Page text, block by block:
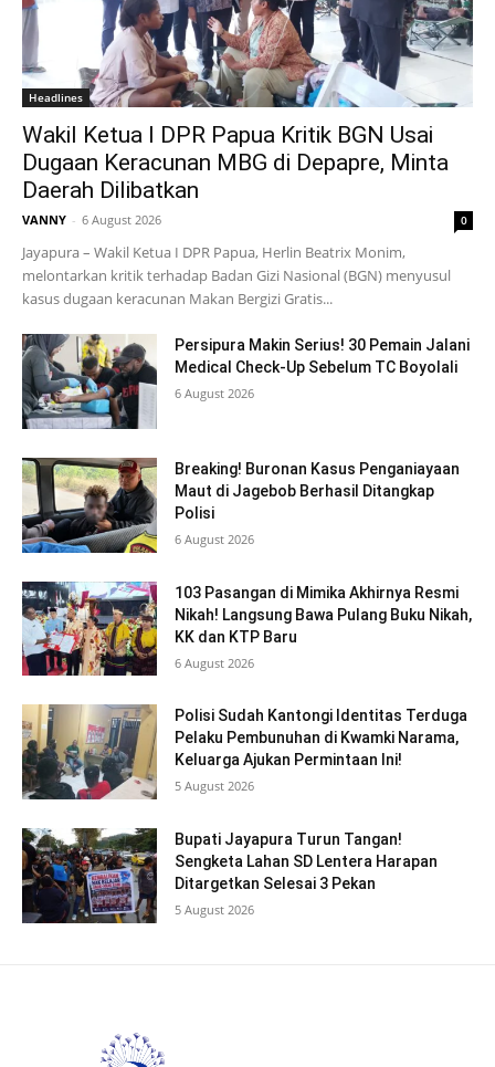
Headlines
Wakil Ketua I DPR Papua Kritik BGN Usai
Dugaan Keracunan MBG di Depapre, Minta
Daerah Dilibatkan
VANNY - 6 August 2026 0
Jayapura – Wakil Ketua I DPR Papua, Herlin Beatrix Monim,
melontarkan kritik terhadap Badan Gizi Nasional (BGN) menyusul
kasus dugaan keracunan Makan Bergizi Gratis...
Persipura Makin Serius! 30 Pemain Jalani
Medical Check-Up Sebelum TC Boyolali
6 August 2026
Breaking! Buronan Kasus Penganiayaan
Maut di Jagebob Berhasil Ditangkap
Polisi
6 August 2026
103 Pasangan di Mimika Akhirnya Resmi
Nikah! Langsung Bawa Pulang Buku Nikah,
KK dan KTP Baru
6 August 2026
Polisi Sudah Kantongi Identitas Terduga
Pelaku Pembunuhan di Kwamki Narama,
Keluarga Ajukan Permintaan Ini!
5 August 2026
Bupati Jayapura Turun Tangan!
Sengketa Lahan SD Lentera Harapan
Ditargetkan Selesai 3 Pekan
5 August 2026